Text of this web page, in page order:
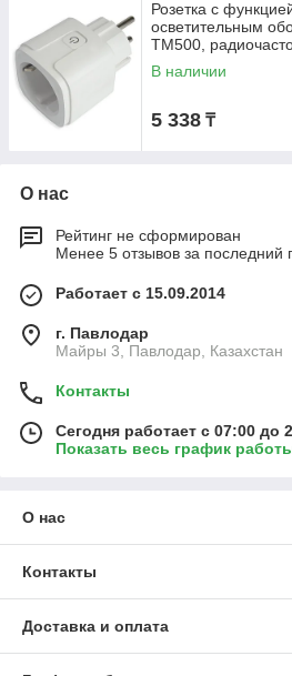
Розетка с
осветительным
TM500,
В наличии
5 338 ₸
О нас
Рейтинг не сформирован
Менее 5 отзывов за последний
Работает с 15.09.2014
г. Павлодар
Майры 3, Павлодар, Казахстан
Контакты
Сегодня работает с 07:00 до
Показать весь график
О нас
Контакты
Доставка и оплата